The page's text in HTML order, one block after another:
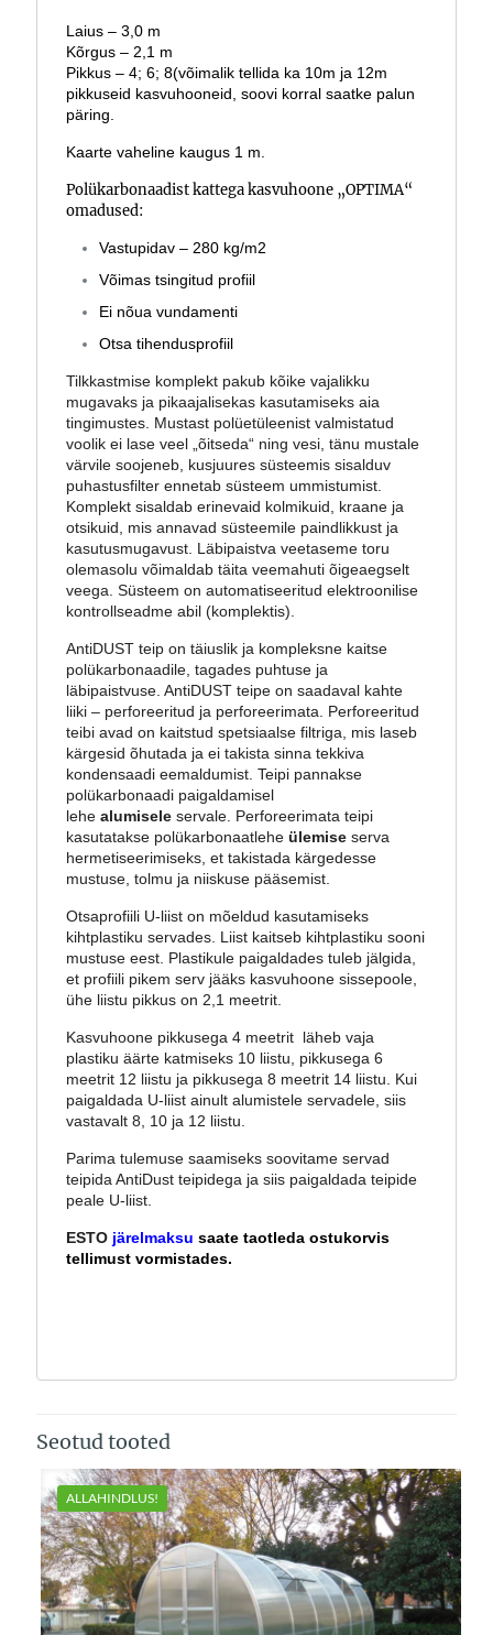
Laius – 3,0 m
Kõrgus – 2,1 m
Pikkus – 4; 6; 8(võimalik tellida ka 10m ja 12m
pikkuseid kasvuhooneid, soovi korral saatke palun
päring.
Kaarte vaheline kaugus 1 m.
Polükarbonaadist kattega kasvuhoone „OPTIMA“
omadused:
Vastupidav – 280 kg/m2
Võimas tsingitud profiil
Ei nõua vundamenti
Otsa tihendusprofiil
Tilkkastmise komplekt pakub kõike vajalikku
mugavaks ja pikaajalisekas kasutamiseks aia
tingimustes. Mustast polüetüleenist valmistatud
voolik ei lase veel „õitseda“ ning vesi, tänu mustale
värvile soojeneb, kusjuures süsteemis sisalduv
puhastusfilter ennetab süsteem ummistumist.
Komplekt sisaldab erinevaid kolmikuid, kraane ja
otsikuid, mis annavad süsteemile paindlikkust ja
kasutusmugavust. Läbipaistva veetaseme toru
olemasolu võimaldab täita veemahuti õigeaegselt
veega. Süsteem on automatiseeritud elektroonilise
kontrollseadme abil (komplektis).
AntiDUST teip on täiuslik ja kompleksne kaitse
polükarbonaadile, tagades puhtuse ja
läbipaistvuse. AntiDUST teipe on saadaval kahte
liiki – perforeeritud ja perforeerimata. Perforeeritud
teibi avad on kaitstud spetsiaalse filtriga, mis laseb
kärgesid õhutada ja ei takista sinna tekkiva
kondensaadi eemaldumist. Teipi pannakse
polükarbonaadi paigaldamisel
lehealumisele servale. Perforeerimata teipi
kasutatakse polükarbonaatleheülemise serva
hermetiseerimiseks, et takistada kärgedesse
mustuse, tolmu ja niiskuse pääsemist.
Otsaprofiili U-liist on mõeldud kasutamiseks
kihtplastiku servades. Liist kaitseb kihtplastiku sooni
mustuse eest. Plastikule paigaldades tuleb jälgida,
et profiili pikem serv jääks kasvuhoone sissepoole,
ühe liistu pikkus on 2,1 meetrit.
Kasvuhoone pikkusega 4 meetrit läheb vaja
plastiku äärte katmiseks 10 liistu, pikkusega 6
meetrit 12 liistu ja pikkusega 8 meetrit 14 liistu. Kui
paigaldada U-liist ainult alumistele servadele, siis
vastavalt 8, 10 ja 12 liistu.
Parima tulemuse saamiseks soovitame servad
teipida AntiDust teipidega ja siis paigaldada teipide
peale U-liist.
ESTO järelmaksusaate taotleda ostukorvis
tellimust vormistades.
Seotud tooted
ALLAHINDLUS!